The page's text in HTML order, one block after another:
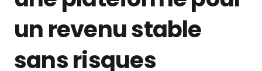
un revenu stable
sans risques